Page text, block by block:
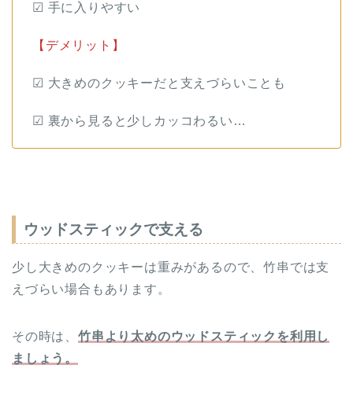
☑︎ 手に入りやすい
【デメリット】
☑︎ 大きめのクッキーだと支えづらいことも
☑︎ 裏から見ると少しカッコわるい…
ウッドスティックで支える
少し大きめのクッキーは重みがあるので、竹串では支
えづらい場合もあります。
その時は、 竹串より太めのウッドスティックを利用し
ましょう。